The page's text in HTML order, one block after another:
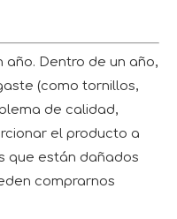
Dentro de un año,
(como tornillos,
de calidad,
el producto a
que están dañados
comprarnos